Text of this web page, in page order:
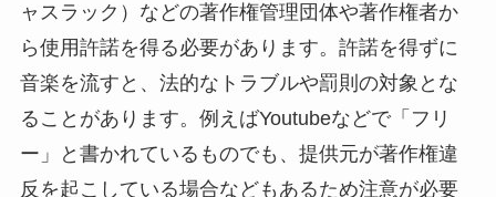
ャスラック）などの著作権管理団体や著作権者か
ら使用許諾を得る必要があります。許諾を得ずに
音楽を流すと、法的なトラブルや罰則の対象とな
ることがあります。例えばYoutubeなどで「フリ
ー」と書かれているものでも、提供元が著作権違
反を起こしている場合などもあるため注意が必要